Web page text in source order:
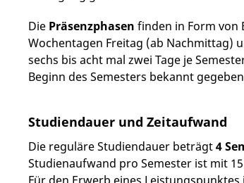
Die Präsenzphasen finden in Form von
Wochentagen Freitag (ab Nachmittag)
sechs bis acht mal zwei Tage je
Beginn des Semesters bekannt
Studiendauer und Zeitaufwand
Die reguläre Studiendauer beträgt4
Studienaufwand pro Semester ist mit